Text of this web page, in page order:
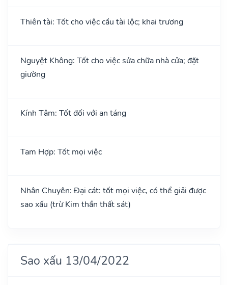
Thiên tài: Tốt cho việc cầu tài lộc; khai trương
Nguyệt Không: Tốt cho việc sửa chữa nhà cửa; đặt
giường
Kính Tâm: Tốt đối với an táng
Tam Hợp: Tốt mọi việc
Nhân Chuyên: Đại cát: tốt mọi việc, có thể giải được
sao xấu (trừ Kim thần thất sát)
Sao xấu 13/04/2022